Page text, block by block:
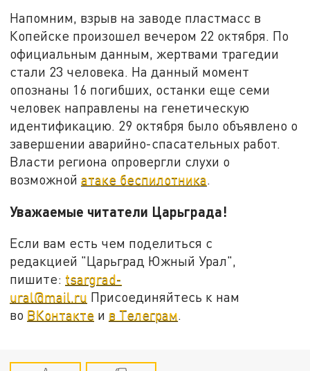
Напомним, взрыв на заводе пластмасс в
Копейске произошел вечером 22 октября. По
официальным данным, жертвами трагедии
стали 23 человека. На данный момент
опознаны 16 погибших, останки еще семи
человек направлены на генетическую
идентификацию. 29 октября было объявлено о
завершении аварийно-спасательных работ.
Власти региона опровергли слухи о
возможнойатаке беспилотника.
Уважаемые читатели Царьграда!
Если вам есть чем поделиться с
редакцией "Царьград Южный Урал",
пишите: tsargrad-
ural@mail.ru Присоединяйтесь к нам
во ВКонтакте и в Телеграм.